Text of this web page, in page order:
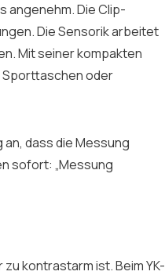
angenehm. Die Clip-
Die Sensorik arbeitet
Mit seiner kompakten
Sporttaschen oder
dass die Messung
sofort: „Messung
kontrastarm ist. Beim YK-